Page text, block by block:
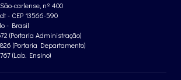
carlense, nº 400
- CEP 13566-590
- Brasil
(Portaria Administração)
Departamento)
Ensino)